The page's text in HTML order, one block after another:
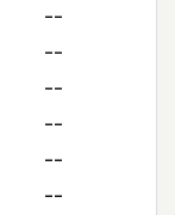
--
--
--
--
--
--